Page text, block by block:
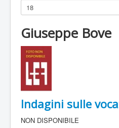
Giuseppe Bove
Indagini sulle
NON DISPONIBILE